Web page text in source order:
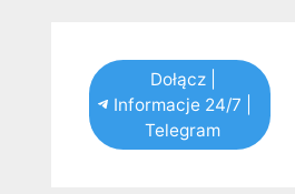
Dołącz |
Informacje 24/7 |
Telegram